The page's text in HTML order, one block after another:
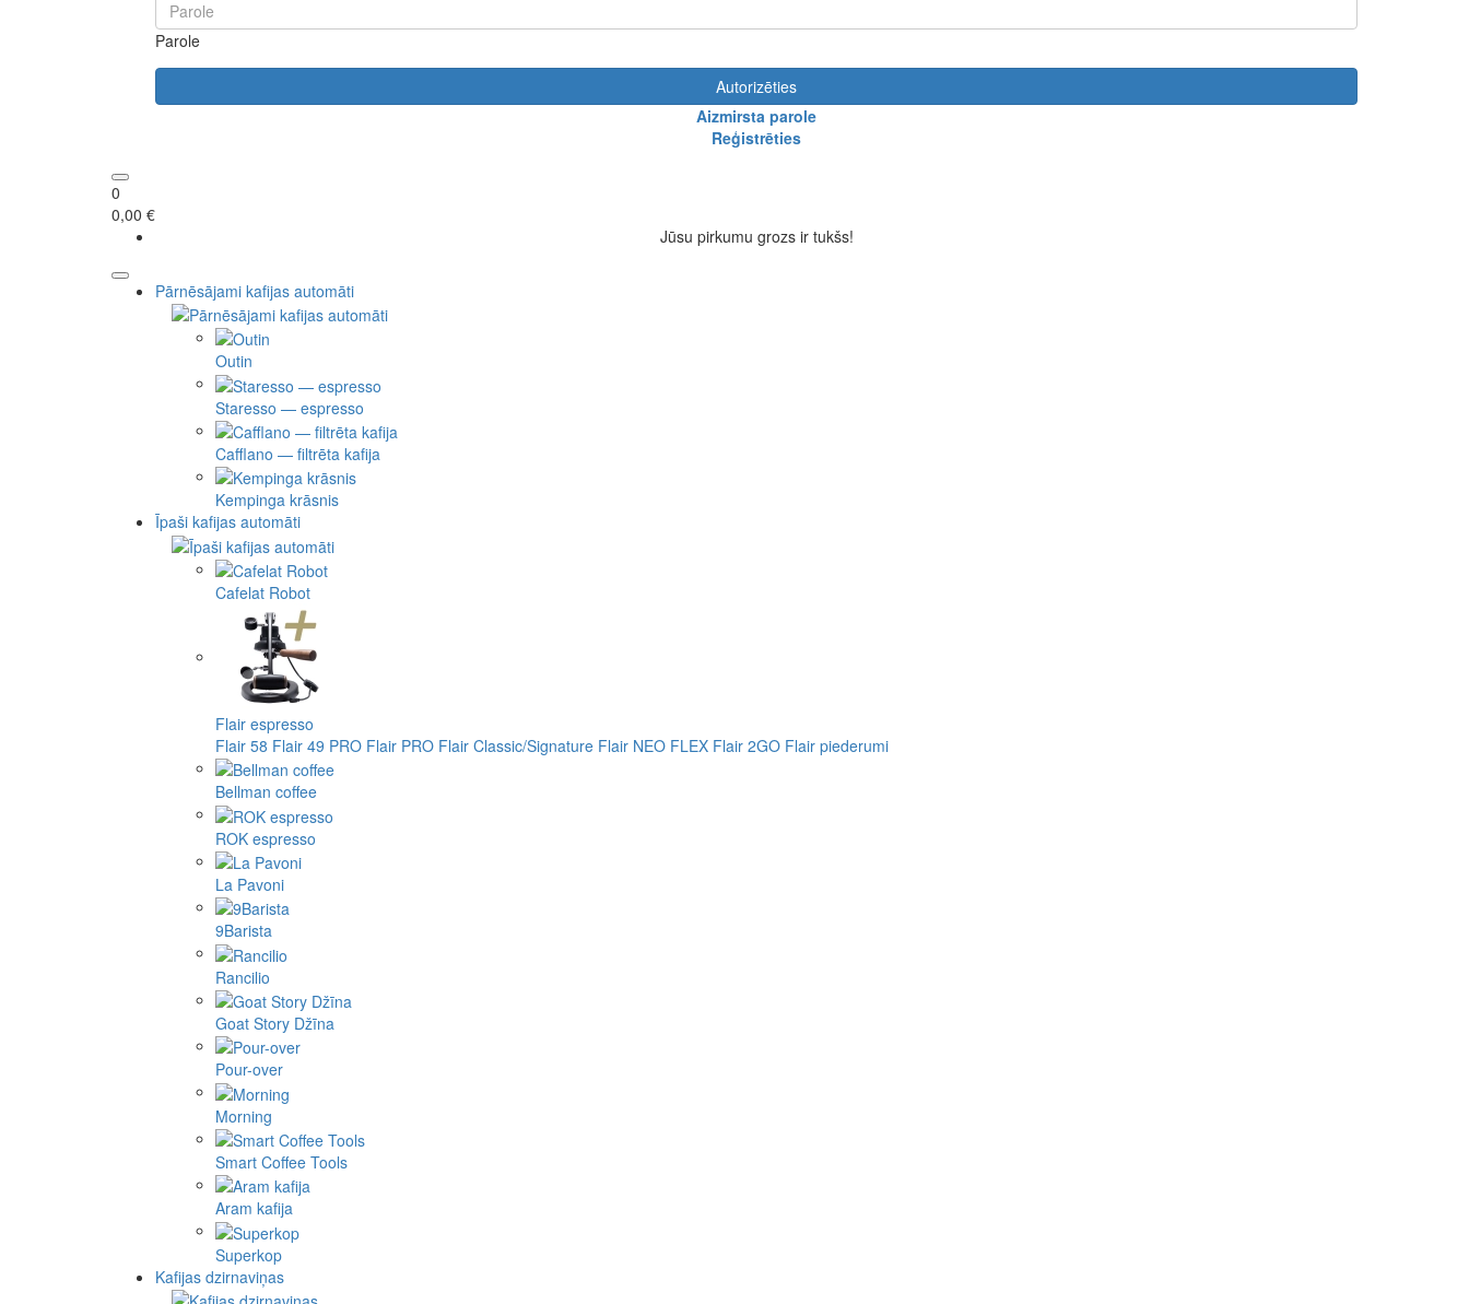
Parole
Autorizēties
Aizmirsta parole
Reģistrēties
0
0,00 €
Jūsu pirkumu grozs ir tukšs!
Pārnēsājami kafijas automāti
Outin
Staresso — espresso
Cafflano — filtrēta kafija
Kempinga krāsnis
Īpaši kafijas automāti
Cafelat Robot
Flair espresso
Flair 58 Flair 49 PRO Flair PRO Flair Classic/Signature Flair NEO FLEX Flair 2GO Flair piederumi
Bellman coffee
ROK espresso
La Pavoni
9Barista
Rancilio
Goat Story Džīna
Pour-over
Morning
Smart Coffee Tools
Aram kafija
Superkop
Kafijas dzirnaviņas